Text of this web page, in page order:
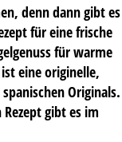
denn dann gibt es
für eine frische
für warme
eine originelle,
Originals.
gibt es im